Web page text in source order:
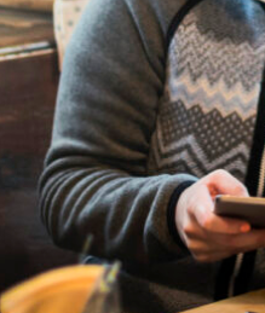
Wieskirche